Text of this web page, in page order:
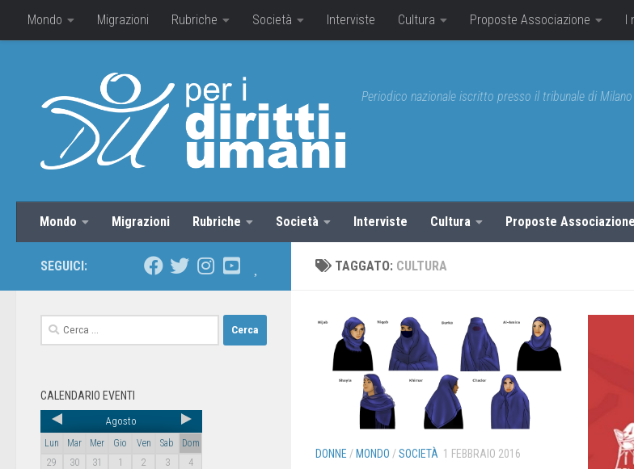
Mondo Migrazioni Rubriche Società Interviste Cultura Proposte Associazione I
Periodico nazionale iscritto presso il tribunale di
Mondo Migrazioni Rubriche Società Interviste Cultura Proposte Associazione
TAGGATO: CULTURA
DONNE / MONDO /SOCIETÀ 1 FEBBRAIO 2016
SEGUICI:
CALENDARIO EVENTI
Agosto
Lun Mar Mer Gio Ven Sab
Dom
29
30 31 1 2 3
4